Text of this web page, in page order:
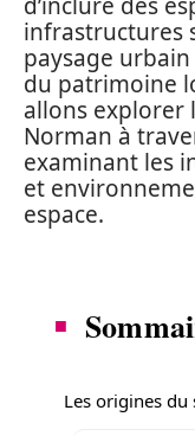
infrastructures
paysage
du patrimoine
allons explorer
Norman à
examinant les
et
espace.
Les origines